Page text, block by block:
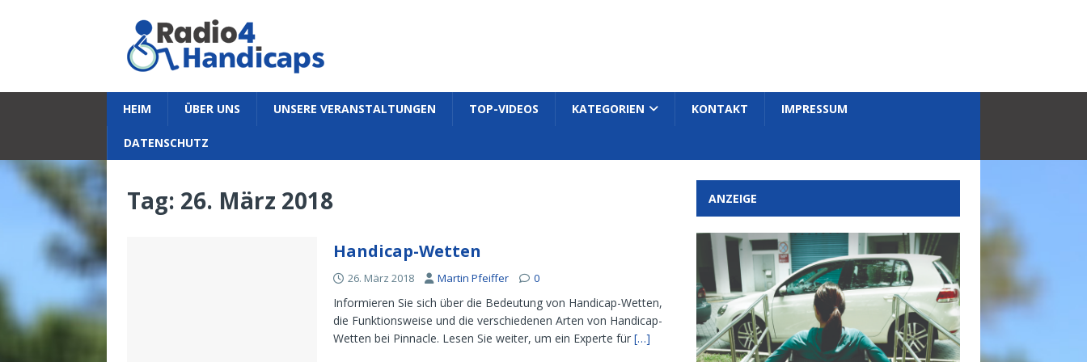
HEIM ÜBER UNS UNSERE VERANSTALTUNGEN TOP-VIDEOS KATEGORIEN KONTAKT IMPRESSUM
DATENSCHUTZ
Tag: 26. März 2018
Handicap-Wetten
26. März 2018 Martin Pfeiffer 0
Informieren Sie sich über die Bedeutung von Handicap-Wetten,
die Funktionsweise und die verschiedenen Arten von Handicap-
Wetten bei Pinnacle. Lesen Sie weiter, um ein Experte für […]
ANZEIGE